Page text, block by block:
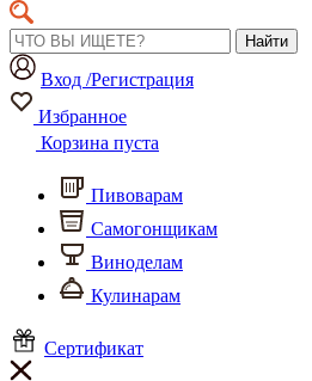
Найти
Вход /Регистрация
Избранное
Корзина пуста
Пивоварам
Самогонщикам
Виноделам
Кулинарам
Сертификат